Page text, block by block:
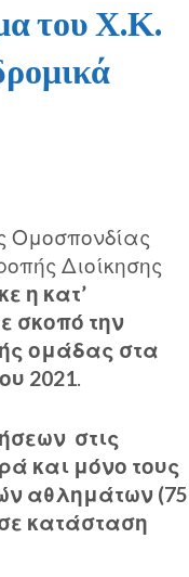
του Χ.Κ.
Ομοσπονδίας
Διοίκησης
η κατ’
σκοπό την
ομάδας στα
2021.
στις
και μόνο τους
αθλημάτων (75
κατάσταση